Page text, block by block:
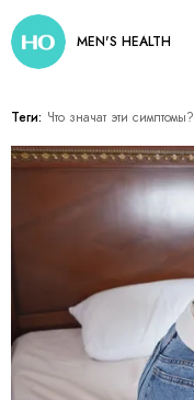
MEN'S HEALTH
Теги: Что значат эти симптомы?